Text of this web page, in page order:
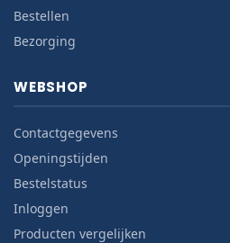
Bestellen
Bezorging
WEBSHOP
Contactgegevens
Openingstijden
Bestelstatus
Inloggen
Producten vergelijken